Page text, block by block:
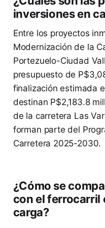
inversiones en
Entre los proyectos
Modernización de la
Portezuelo-Ciudad
presupuesto de
finalización estimada
destinan P$2,183.8
de la carretera Las
forman parte del
Carretera 2025-2030.
¿Cómo se
con el ferrocarril
carga?